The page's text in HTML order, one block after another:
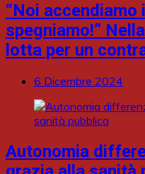
“Noi
spegniamo!”
lotta per un
6 Dicembre 2024
Autonomia